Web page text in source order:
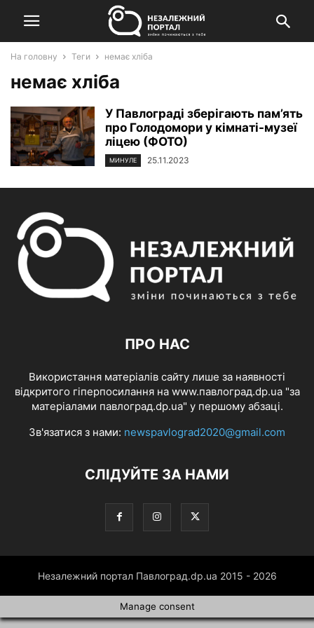
На головну Теги немає хліба
немає хліба
У Павлограді зберігають пам’ять
про Голодомори у кімнаті-музеї
ліцею (ФОТО)
МИНУЛЕ 25.11.2023
ПРО НАС
Використання матеріалів сайту лише за наявності
відкритого гіперпосилання на www.павлоград.dp.ua "за
матеріалами павлоград.dp.ua" у першому абзаці.
Зв'язатися з нами: newspavlograd2020@gmail.com
СЛІДУЙТЕ ЗА НАМИ
Незалежний портал Павлоград.dp.ua 2015 - 2026
Manage consent